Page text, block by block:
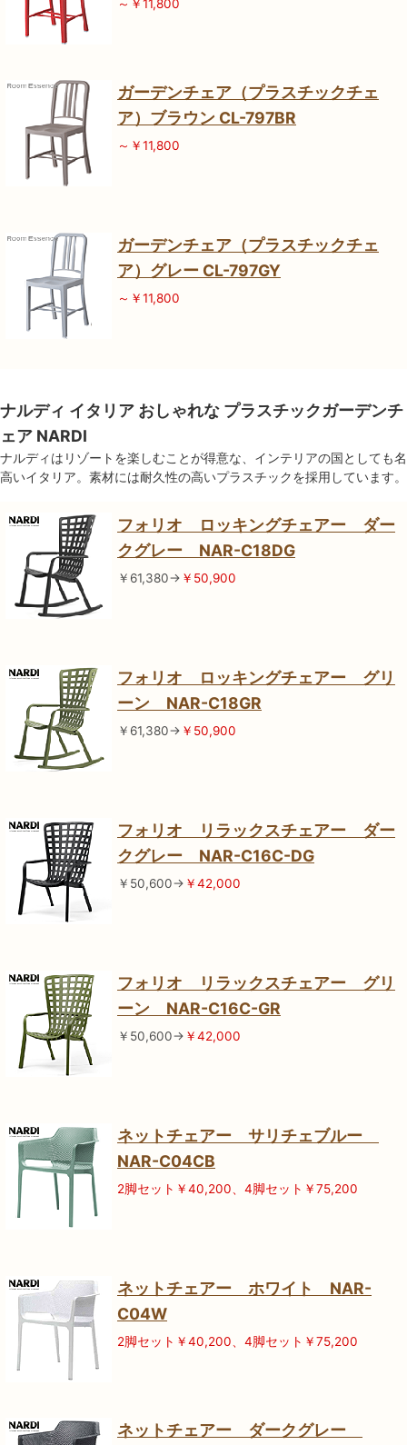
～￥11,800
ガーデンチェア（プラスチックチェ
ア）ブラウン CL-797BR
～￥11,800
ガーデンチェア（プラスチックチェ
ア）グレー CL-797GY
～￥11,800
ナルディ イタリア おしゃれな プラスチックガーデンチ
ェア NARDI
ナルディはリゾートを楽しむことが得意な、インテリアの国としても名
高いイタリア。素材には耐久性の高いプラスチックを採用しています。
フォリオ ロッキングチェアー ダー
クグレー NAR-C18DG
￥61,380→ ￥50,900
フォリオ ロッキングチェアー グリ
ーン NAR-C18GR
￥61,380→ ￥50,900
フォリオ リラックスチェアー ダー
クグレー NAR-C16C-DG
￥50,600→ ￥42,000
フォリオ リラックスチェアー グリ
ーン NAR-C16C-GR
￥50,600→ ￥42,000
ネットチェアー サリチェブルー
NAR-C04CB
2脚セット￥40,200、4脚セット￥75,200
ネットチェアー ホワイト NAR-
C04W
2脚セット￥40,200、4脚セット￥75,200
ネットチェアー ダークグレー